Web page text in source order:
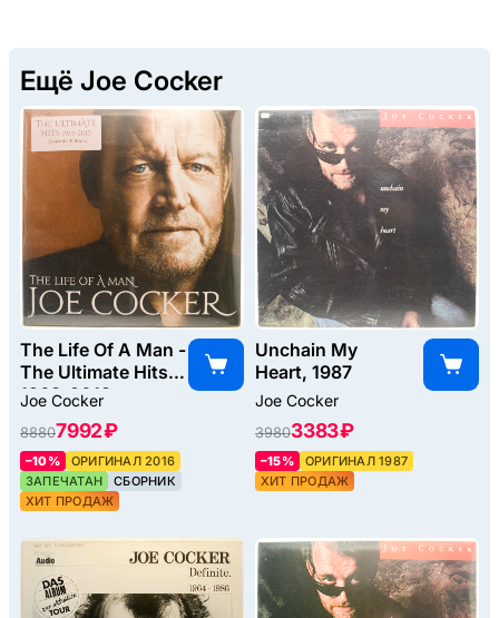
Ещё Joe Cocker
The Life Of A Man -
The Ultimate Hits
1968-2013
Joe Cocker
88807992 ₽
–10%
ОРИГИНАЛ 2016
ЗАПЕЧАТАН
СБОРНИК
ХИТ ПРОДАЖ
Unchain My
Heart, 1987
Joe Cocker
39803383 ₽
–15%
ОРИГИНАЛ 1987
ХИТ ПРОДАЖ